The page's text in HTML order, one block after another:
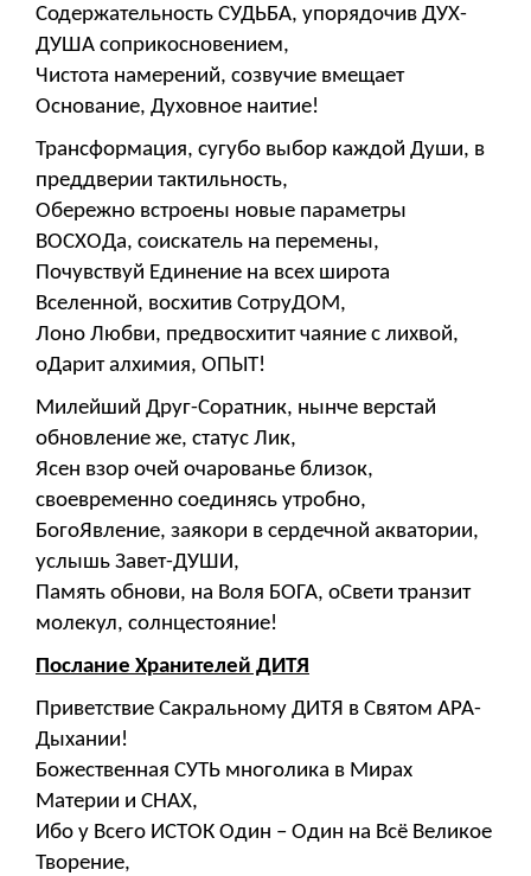
Содержательность СУДЬБА, упорядочив ДУХ-
ДУША соприкосновением,
Чистота намерений, созвучие вмещает
Основание, Духовное наитие!
Трансформация, сугубо выбор каждой Души, в
преддверии тактильность,
Обережно встроены новые параметры
ВОСХОДа, соискатель на перемены,
Почувствуй Единение на всех широта
Вселенной, восхитив СотруДОМ,
Лоно Любви, предвосхитит чаяние с лихвой,
оДарит алхимия, ОПЫТ!
Милейший Друг-Соратник, нынче верстай
обновление же, статус Лик,
Ясен взор очей очарованье близок,
своевременно соединясь утробно,
БогоЯвление, заякори в сердечной акватории,
услышь Завет-ДУШИ,
Память обнови, на Воля БОГА, оСвети транзит
молекул, солнцестояние!
Послание Хранителей ДИТЯ
Приветствие Сакральному ДИТЯ в Святом АРА-
Дыхании!
Божественная СУТЬ многолика в Мирах
Материи и СНАХ,
Ибо у Всего ИСТОК Один – Один на Всё Великое
Творение,